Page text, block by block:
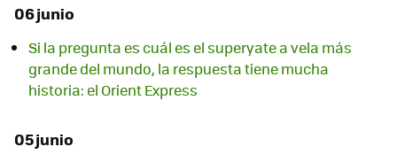
06 junio
Si la pregunta es cuál es el superyate a vela más
grande del mundo, la respuesta tiene mucha
historia: el Orient Express
05 junio